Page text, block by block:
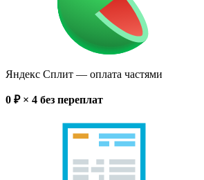
Яндекс Сплит — оплата частями
0 ₽ × 4 без переплат